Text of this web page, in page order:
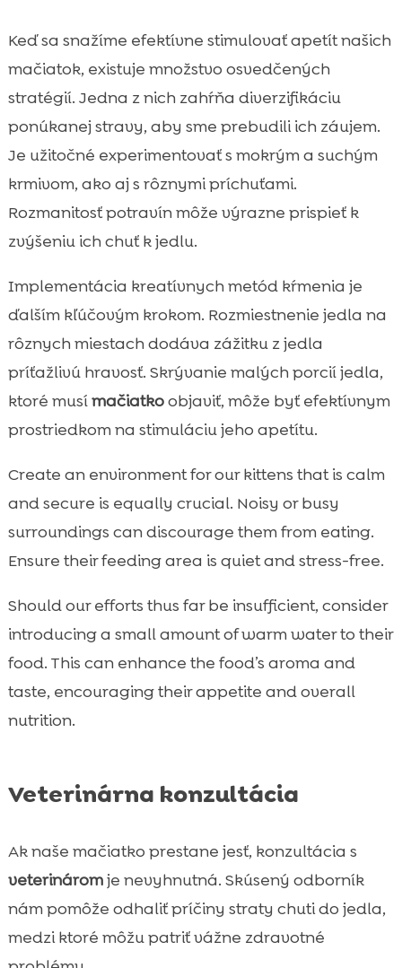
Keď sa snažíme efektívne stimulovať apetít našich
mačiatok, existuje množstvo osvedčených
stratégií. Jedna z nich zahŕňa diverzifikáciu
ponúkanej stravy, aby sme prebudili ich záujem.
Je užitočné experimentovať s mokrým a suchým
krmivom, ako aj s rôznymi príchuťami.
Rozmanitosť potravín môže výrazne prispieť k
zvýšeniu ich chuť k jedlu.
Implementácia kreatívnych metód kŕmenia je
ďalším kľúčovým krokom. Rozmiestnenie jedla na
rôznych miestach dodáva zážitku z jedla
príťažlivú hravosť. Skrývanie malých porcií jedla,
ktoré musímačiatkoobjaviť, môže byť efektívnym
prostriedkom na stimuláciu jeho apetítu.
Create an environment for our kittens that is calm
and secure is equally crucial. Noisy or busy
surroundings can discourage them from eating.
Ensure their feeding area is quiet and stress-free.
Should our efforts thus far be insufficient, consider
introducing a small amount of warm water to their
food. This can enhance the food’s aroma and
taste, encouraging their appetite and overall
nutrition.
Veterinárna konzultácia
Ak naše mačiatko prestane jesť, konzultácia s
veterináromje nevyhnutná. Skúsený odborník
nám pomôže odhaliť príčiny straty chuti do jedla,
medzi ktoré môžu patriť vážne zdravotné